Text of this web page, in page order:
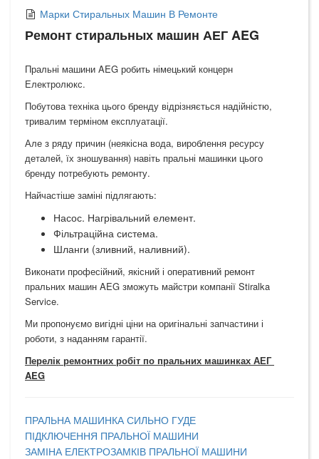
Марки Стиральных Машин В Ремонте
Ремонт стиральных машин АЕГ AEG
Пральні машини AEG робить німецький концерн
Електролюкс.
Побутова техніка цього бренду відрізняється надійністю,
тривалим терміном експлуатації.
Але з ряду причин (неякісна вода, вироблення ресурсу
деталей, їх зношування) навіть пральні машинки цього
бренду потребують ремонту.
Найчастіше заміні підлягають:
Насос. Нагрівальний елемент.
Фільтраційна система.
Шланги (зливний, наливний).
Виконати професійний, якісний і оперативний ремонт
пральних машин AEG зможуть майстри компанії Stiralka
Service.
Ми пропонуємо вигідні ціни на оригінальні запчастини і
роботи, з наданням гарантії.
Перелік ремонтних робіт по пральних машинках АЕГ
AEG
ПРАЛЬНА МАШИНКА СИЛЬНО ГУДЕ
ПІДКЛЮЧЕННЯ ПРАЛЬНОЇ МАШИНИ
ЗАМІНА ЕЛЕКТРОЗАМКІВ ПРАЛЬНОЇ МАШИНИ